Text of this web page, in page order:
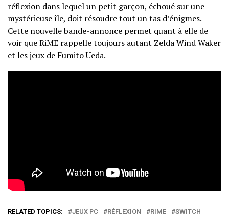
réflexion dans lequel un petit garçon, échoué sur une
mystérieuse île, doit résoudre tout un tas d’énigmes.
Cette nouvelle bande-annonce permet quant à elle de
voir que RiME rappelle toujours autant Zelda Wind Waker
et les jeux de Fumito Ueda.
RELATED TOPICS: JEUX PC RÉFLEXION RIME SWITCH